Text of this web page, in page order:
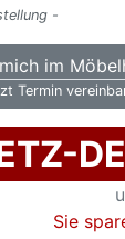
-
im
Termin
Sie